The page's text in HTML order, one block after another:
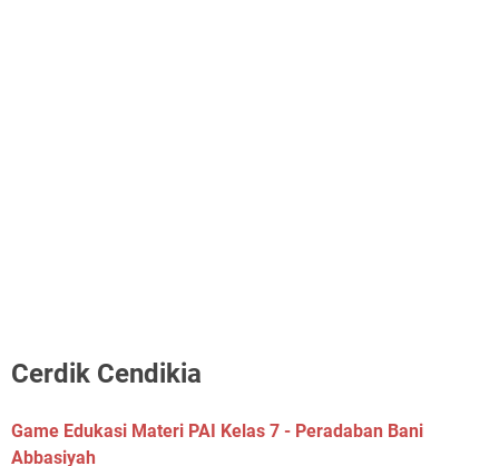
Cerdik Cendikia
Game Edukasi Materi PAI Kelas 7 - Peradaban Bani
Abbasiyah